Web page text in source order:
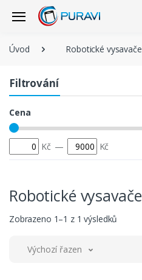
Úvod Robotické vysavače
Filtrování
Cena
Kč — Kč
Robotické vysavače
Zobrazeno 1–1 z 1 výsledků
Výchozí řazení